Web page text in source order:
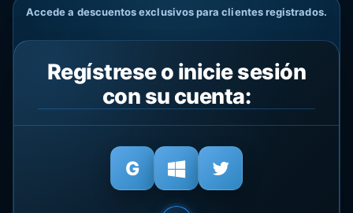
Accede a descuentos exclusivos para clientes registrados.
Regístrese o inicie sesión
con su cuenta: